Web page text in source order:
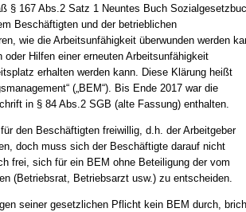
§ 167 Abs.2 Satz 1 Neuntes Buch
Beschäftigten und der betrieblichen
wie die Arbeitsunfähigkeit überwunden werden
Hilfen einer erneuten Arbeitsunfähigkeit
erhalten werden kann. Diese Klärung heißt
(„BEM“). Bis Ende 2017 war die
in § 84 Abs.2 SGB (alte Fassung) enthalten.
den Beschäftigten freiwillig, d.h. der Arbeitgeber
doch muss sich der Beschäftigte darauf nicht
frei, sich für ein BEM ohne Beteiligung der vom
(Betriebsrat, Betriebsarzt usw.) zu entscheiden.
seiner gesetzlichen Pflicht kein BEM durch,